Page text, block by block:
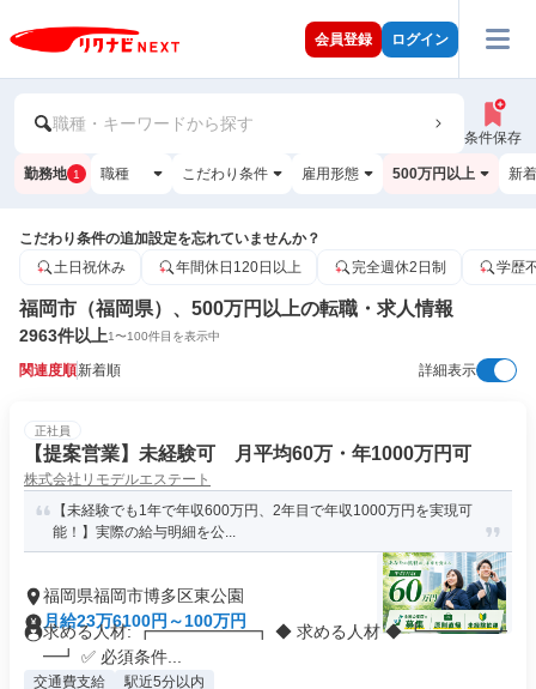
会員登録 ログイン
職種・キーワードから探す
条件保存
勤務地 1 職種 こだわり条件 雇用形態 500万円以上 新
こだわり条件の追加設定を忘れていませんか？
土日祝休み
年間休日120日以上 完全週休2日制 学歴
福岡市（福岡県）、500万円以上の転職・求人情報
2963件以上1〜100件目を表示中
関連度順新着順 詳細表示
正社員
【提案営業】未経験可 月平均60万・年1000万円可
株式会社リモデルエステート
【未経験でも1年で年収600万円、2年目で年収1000万円を実現可
能！】実際の給与明細を公...
福岡県福岡市博多区東公園
月給23万6100円～100万円
求める人材: ┏━━━━━━┓ ◆ 求める人材 ◆ ┗━━━━━
━┛ ✅ 必須条件...
交通費支給 駅近5分以内